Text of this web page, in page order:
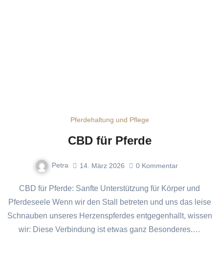
Pferdehaltung und Pflege
CBD für Pferde
Petra 14. März 2026 0 Kommentar
CBD für Pferde: Sanfte Unterstützung für Körper und
Pferdeseele Wenn wir den Stall betreten und uns das leise
Schnauben unseres Herzenspferdes entgegenhallt, wissen
wir: Diese Verbindung ist etwas ganz Besonderes.…